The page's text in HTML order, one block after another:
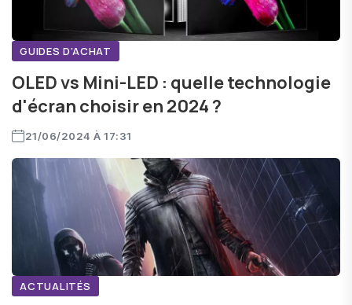
GUIDES D'ACHAT
OLED vs Mini-LED : quelle technologie
d'écran choisir en 2024 ?
21/06/2024 À 17:31
ACTUALITÉS